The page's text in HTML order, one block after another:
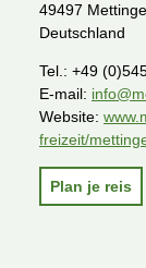
49497
Deutschland
Tel.: +49
E-mail:
Website:
freizeit/
Plan je reis